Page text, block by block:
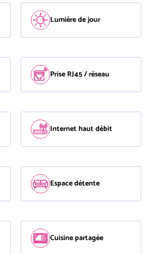
Lumière de jour
Prise RJ45 / réseau
Internet haut débit
Espace détente
Cuisine partagée